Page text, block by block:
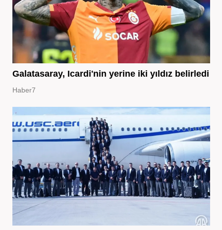
Galatasaray, Icardi'nin yerine iki yıldız belirledi
Haber7